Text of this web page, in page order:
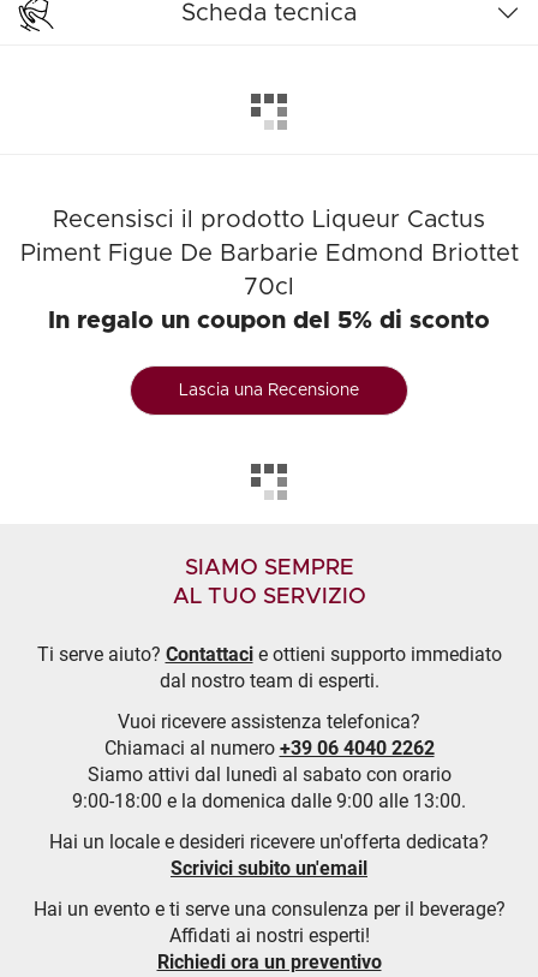
Scheda tecnica
Recensisci il prodotto Liqueur Cactus
Piment Figue De Barbarie Edmond Briottet
70cl
In regalo un coupon del 5% di sconto
Lascia una Recensione
SIAMO SEMPRE
AL TUO SERVIZIO
Ti serve aiuto? Contattacie ottieni supporto immediato
dal nostro team di esperti.
Vuoi ricevere assistenza telefonica?
Chiamaci al numero +39 06 4040 2262
Siamo attivi dal lunedì al sabato con orario
9:00-18:00 e la domenica dalle 9:00 alle 13:00.
Hai un locale e desideri ricevere un'offerta dedicata?
Scrivici subito un'email
Hai un evento e ti serve una consulenza per il beverage?
Affidati ai nostri esperti!
Richiedi ora un preventivo